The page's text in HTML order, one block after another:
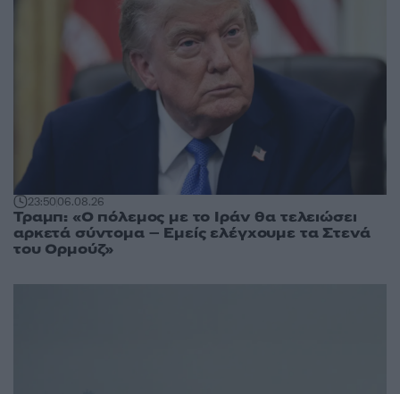
23:5006.08.26
Τραμπ: «Ο πόλεμος με το Ιράν θα τελειώσει
αρκετά σύντομα – Εμείς ελέγχουμε τα Στενά
του Ορμούζ»